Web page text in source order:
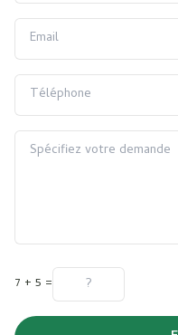
7 + 5 =